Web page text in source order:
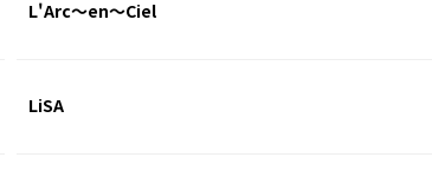
L'Arc～en～Ciel
LiSA